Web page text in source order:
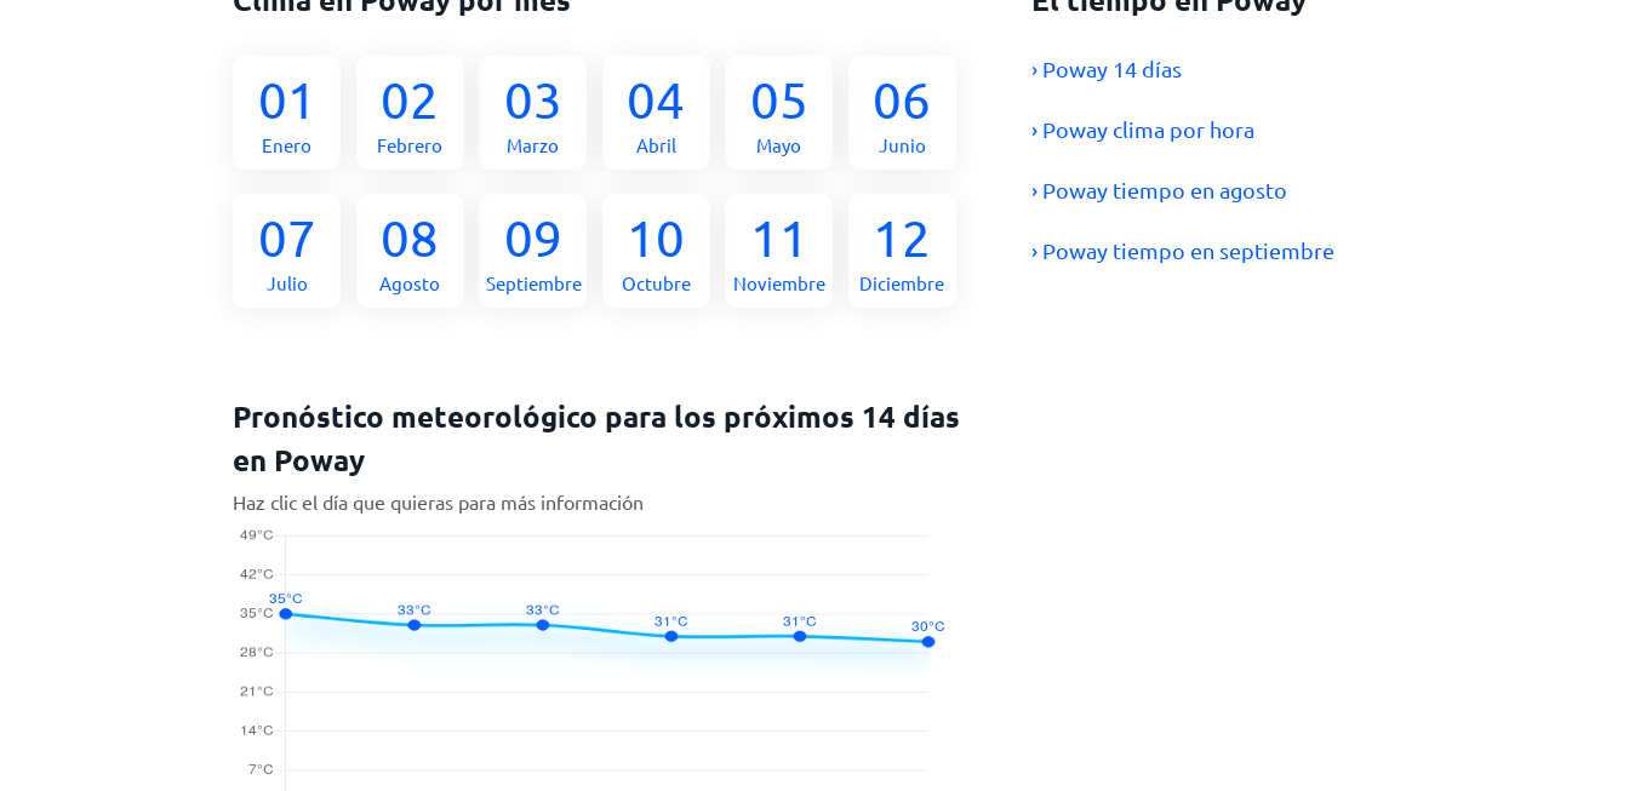
01
Enero
02
Febrero
03
Marzo
04
Abril
05
Mayo
06
Junio
07
Julio
08
Agosto
09
Septiembre
10
Octubre
11
Noviembre
12
Diciembre
› Poway 14 días
› Poway clima por hora
› Poway tiempo en agosto
› Poway tiempo en septiembre
Pronóstico meteorológico para los próximos 14 días
en Poway
Haz clic el día que quieras para más información